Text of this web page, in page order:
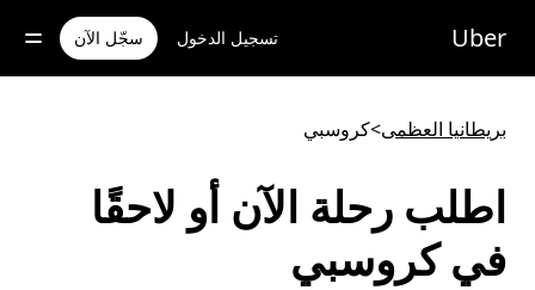
للوصول
المحتوى
Uber تسجيل الدخول سجّل الآن
بريطانيا العظمى>كروسبي
اطلب رحلة الآن أو لاحقًا
في كروسبي